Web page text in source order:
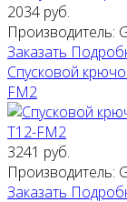
2034 руб.
Производитель:
Заказать
Спусковой
FM2
3241 руб.
Производитель:
Заказать